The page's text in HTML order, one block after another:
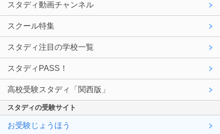
スタディ動画チャンネル
スクール特集
スタディ注目の学校一覧
スタディPASS！
高校受験スタディ「関西版」
スタディの受験サイト
お受験じょうほう